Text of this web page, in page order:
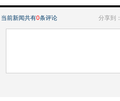
当前新闻共有0条评论 分享到：